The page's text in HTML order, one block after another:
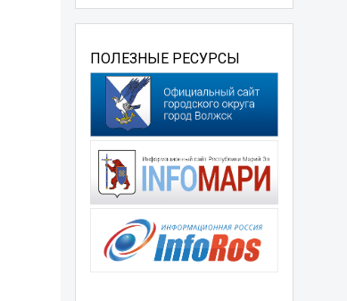
ПОЛЕЗНЫЕ РЕСУРСЫ